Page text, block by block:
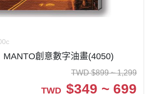
MANTO創意數字油畫(4050)
TWD $899 ~ 1,299
TWD $349 ~ 699